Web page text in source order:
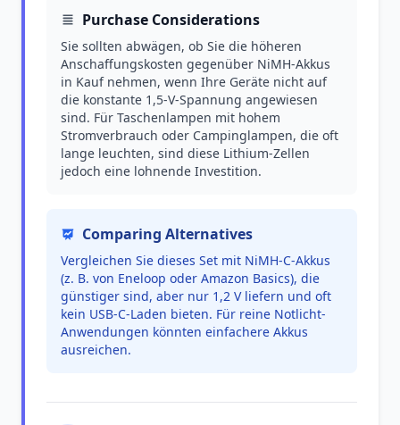
Purchase Considerations
Sie sollten abwägen, ob Sie die höheren
Anschaffungskosten gegenüber NiMH-Akkus
in Kauf nehmen, wenn Ihre Geräte nicht auf
die konstante 1,5-V-Spannung angewiesen
sind. Für Taschenlampen mit hohem
Stromverbrauch oder Campinglampen, die oft
lange leuchten, sind diese Lithium-Zellen
jedoch eine lohnende Investition.
Comparing Alternatives
Vergleichen Sie dieses Set mit NiMH-C-Akkus
(z. B. von Eneloop oder Amazon Basics), die
günstiger sind, aber nur 1,2 V liefern und oft
kein USB-C-Laden bieten. Für reine Notlicht-
Anwendungen könnten einfachere Akkus
ausreichen.